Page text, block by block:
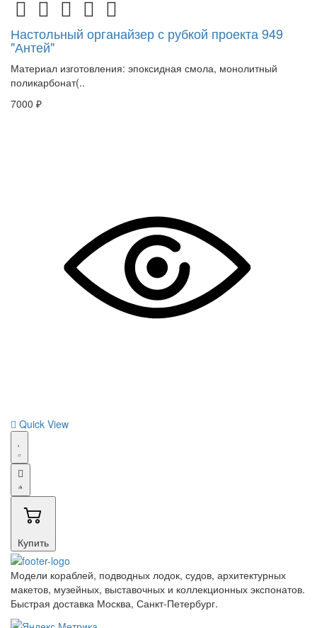
Настольный органайзер с рубкой проекта 949
"Антей"
Материал изготовления: эпоксидная смола, монолитный
поликарбонат(..
7000 ₽
Quick View
Купить
Модели кораблей, подводных лодок, судов, архитектурных
макетов, музейных, выставочных и коллекционных экспонатов.
Быстрая доставка Москва, Санкт-Петербург.